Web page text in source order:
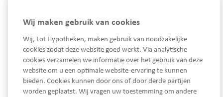
Wij maken gebruik van cookies
Wij, Lot Hypotheken, maken gebruik van noodzakelijke
cookies zodat deze website goed werkt. Via analytische
cookies verzamelen we informatie over het gebruik van deze
website om u een optimale website-ervaring te kunnen
bieden. Cookies kunnen door ons of door derde partijen
worden geplaatst. Wij vragen uw toestemming om andere